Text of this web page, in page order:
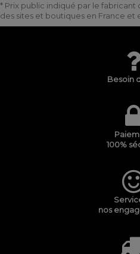
* Prix public indiqué par le fabricant
des sites et boutiques en France et
Besoin
100%
nos